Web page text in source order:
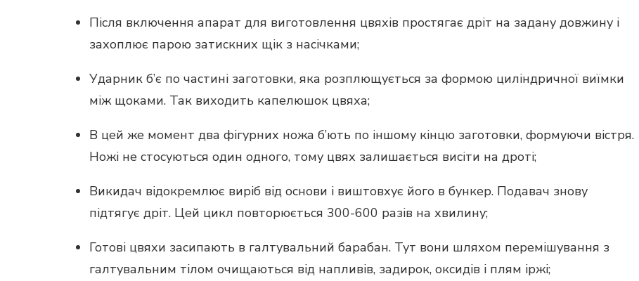
Після включення апарат для виготовлення цвяхів простягає дріт на задану довжину і
захоплює парою затискних щік з насічками;
Ударник б’є по частині заготовки, яка розплющується за формою циліндричної виїмки
між щоками. Так виходить капелюшок цвяха;
В цей же момент два фігурних ножа б’ють по іншому кінцю заготовки, формуючи вістря.
Ножі не стосуються один одного, тому цвях залишається висіти на дроті;
Викидач відокремлює виріб від основи і виштовхує його в бункер. Подавач знову
підтягує дріт. Цей цикл повторюється 300-600 разів на хвилину;
Готові цвяхи засипають в галтувальний барабан. Тут вони шляхом перемішування з
галтувальним тілом очищаються від напливів, задирок, оксидів і плям іржі;